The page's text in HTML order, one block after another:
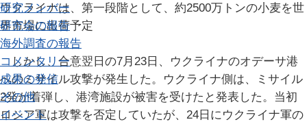
研究メンバー
研究会の報告
海外調査の報告
コメンタリー
成果の発信
その他
イベント
ウクライナは、第一段階として、約2500万トンの小麦を世
界市場に出荷予定
しかし、合意翌日の7月23日、ウクライナのオデーサ港
へのミサイル攻撃が発生した。ウクライナ側は、ミサイル
2発が着弾し、港湾施設が被害を受けたと発表した。当初
ロシア軍は攻撃を否定していたが、24日にウクライナ軍の